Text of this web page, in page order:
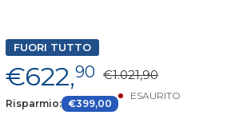
FUORI TUTTO
€622,90 €1.021,90
Risparmio: €399,00
ESAURITO